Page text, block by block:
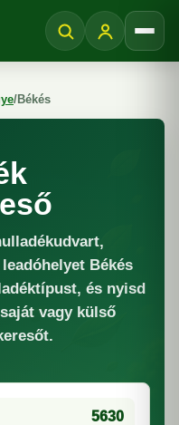
/Békés
Békés
és nyisd
vagy külső
5630